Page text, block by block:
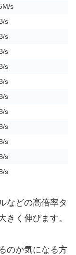
s
s
s
s
s
s
s
s
s
s
s
s
などの高倍率タ
きく伸びます。
のか気になる方